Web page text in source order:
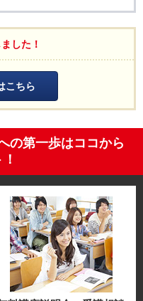
した！
こちら
の第一歩はココから